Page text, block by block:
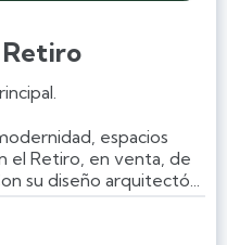
Retiro
espacios
el Retiro, en venta, de
su diseño arquitectó...